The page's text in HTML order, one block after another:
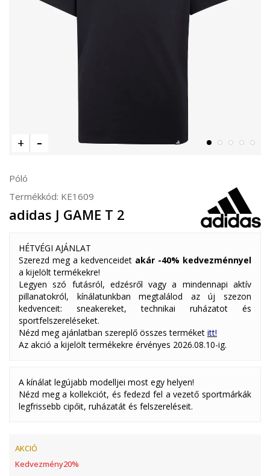
Póló
Termékkód: KE1609
adidas J GAME T 2
HÉTVÉGI AJÁNLAT
Szerezd meg a kedvenceidet akár -40% kedvezménnyel
a kijelölt termékekre!
Legyen szó futásról, edzésről vagy a mindennapi aktív
pillanatokról, kínálatunkban megtalálod az új szezon
kedvenceit: sneakereket, technikai ruházatot és
sportfelszereléseket.
Nézd meg ajánlatban szereplő összes terméket itt!
Az akció a kijelölt termékekre érvényes 2026.08.10-ig.
A kínálat legújabb modelljei most egy helyen!
Nézd meg a kollekciót, és fedezd fel a vezető sportmárkák
legfrissebb cipőit, ruházatát és felszereléseit.
AKCIÓ
Kedvezmény20%